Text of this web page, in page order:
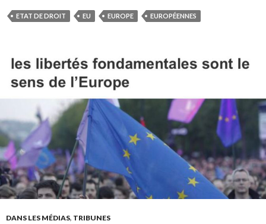
ETAT DE DROIT EU EUROPE EUROPÉENNES
DANS LES MÉDIAS, TRIBUNES